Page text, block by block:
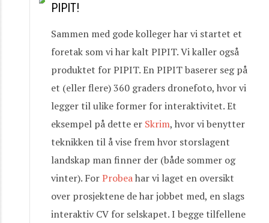
PIPIT!
Sammen med gode kolleger har vi startet et
foretak som vi har kalt PIPIT. Vi kaller også
produktet for PIPIT. En PIPIT baserer seg på
et (eller flere) 360 graders dronefoto, hvor vi
legger til ulike former for interaktivitet. Et
eksempel på dette er Skrim, hvor vi benytter
teknikken til å vise frem hvor storslagent
landskap man finner der (både sommer og
vinter). ForProbeahar vi laget en oversikt
over prosjektene de har jobbet med, en slags
interaktiv CV for selskapet. I begge tilfellene